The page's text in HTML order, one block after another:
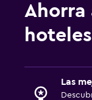
Ahorra
Las